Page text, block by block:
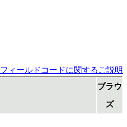
フィールドコードに関するご説明
ブラウ
ズ